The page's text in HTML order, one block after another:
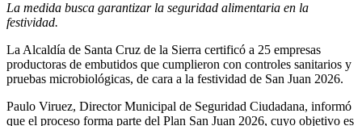
La medida busca garantizar la seguridad alimentaria en la
festividad.
La Alcaldía de Santa Cruz de la Sierra certificó a 25 empresas
productoras de embutidos que cumplieron con controles sanitarios y
pruebas microbiológicas, de cara a la festividad de San Juan 2026.
Paulo Viruez, Director Municipal de Seguridad Ciudadana, informó
que el proceso forma parte del Plan San Juan 2026, cuyo objetivo es